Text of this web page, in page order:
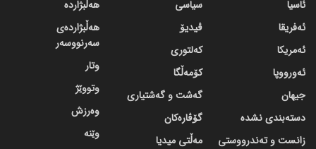
ئاسیا
ئەفریقا
ئەمریکا
ئەورووپا
جیهان
دسته‌بندی نشده
زانست و تەندرووستی
سیاسی
ڤیدیۆ
کەلتوری
کۆمەڵگا
گه‌شت و گه‌شتیاری
گۆڤاره‌کان
مەڵتی میدیا
هەڵبژاردە
هەڵبژاردەی
سەرنووسەر
وتار
وتووێژ
وەرزش
وێنە